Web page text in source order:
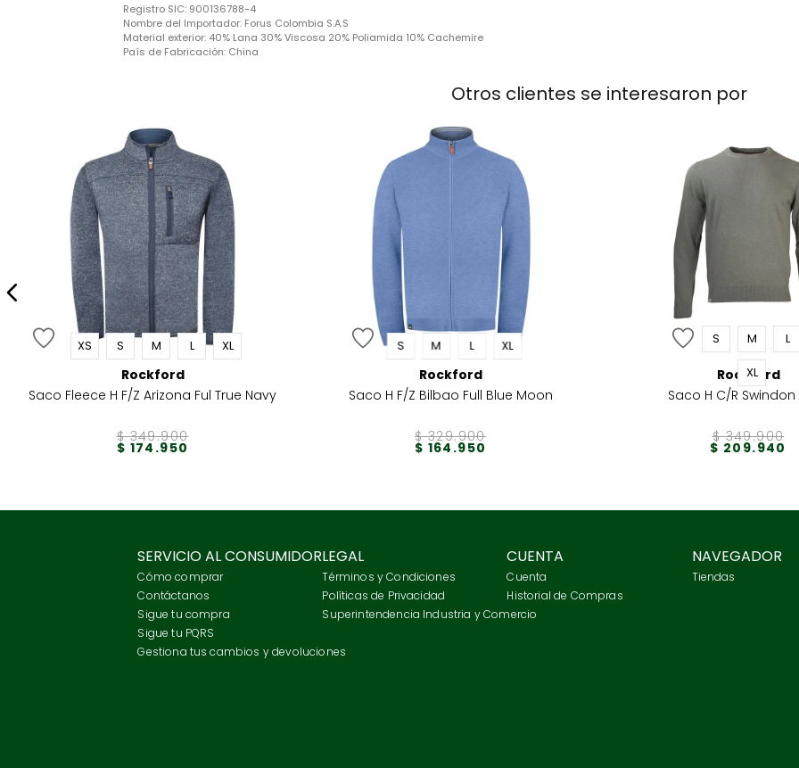
Registro SIC: 900136788-4
Nombre del Importador: Forus Colombia S.A.S
Material exterior: 40% Lana 30% Viscosa 20% Poliamida 10% Cachemire
País de Fabricación: China
Otros clientes se interesaron por
XS S M L XL
Rockford
Saco Fleece H F/Z Arizona Ful True Navy
$ 349.900
$ 174 .950
S M L XL
Rockford
Saco H F/Z Bilbao Full Blue Moon
$ 329.900
$ 164 .950
S M L
XL
Rockford
Saco H C/R Swindon
$ 349.900
$ 209.940
SERVICIO AL CONSUMIDOR
Cómo comprar
Contáctanos
Sigue tu compra
Sigue tu PQRS
Gestiona tus cambios y devoluciones
LEGAL
Términos y Condiciones
Políticas de Privacidad
Superintendencia Industria y Comercio
CUENTA
Cuenta
Historial de Compras
NAVEGADOR
Tiendas